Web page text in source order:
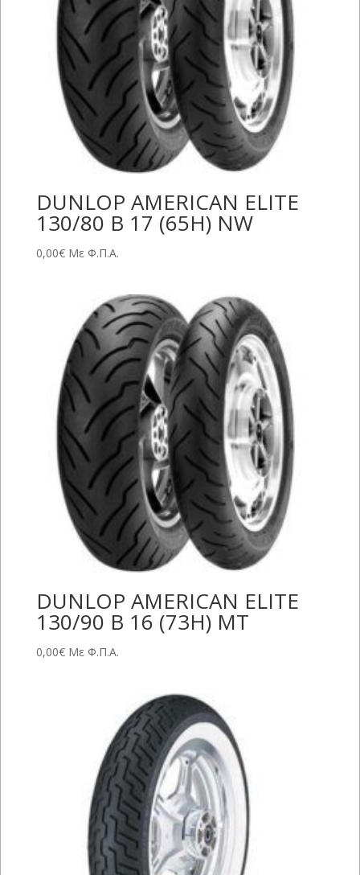
DUNLOP AMERICAN ELITE
130/80 B 17 (65H) NW
0,00€ Με Φ.Π.Α.
DUNLOP AMERICAN ELITE
130/90 B 16 (73H) MT
0,00€ Με Φ.Π.Α.